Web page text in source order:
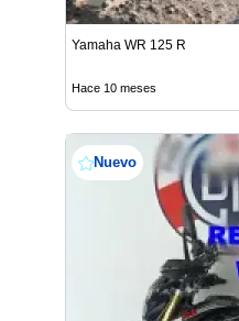
Yamaha WR 125 R
Hace 10 meses
Nuevo